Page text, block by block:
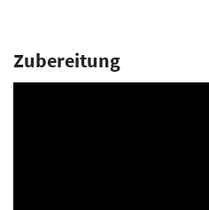
Zubereitung